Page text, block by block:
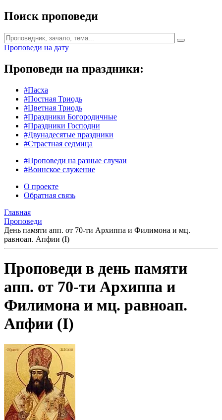
Поиск проповеди
Проповеди на дату
Проповеди на праздники:
#Пасха
#Постная Триодь
#Цветная Триодь
#Праздники Богородичные
#Праздники Господни
#Двунадесятые праздники
#Страстная седмица
#Проповеди на разные случаи
#Воинское служение
О проекте
Обратная связь
Главная
Проповеди
День памяти апп. от 70-ти Архиппа и Филимона и мц.
равноап. Апфии (I)
Проповеди в день памяти
апп. от 70-ти Архиппа и
Филимона и мц. равноап.
Апфии (I)